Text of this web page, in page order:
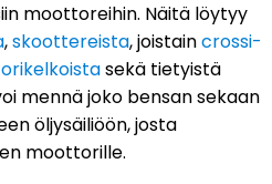
moottoreihin. Näitä löytyy
,skoottereista, joistaincrossi-
sekä tietyistä
mennä joko bensan sekaan
öljysäiliöön, josta
moottorille.